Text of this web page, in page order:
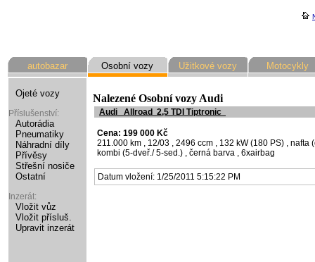
autobazar Osobní vozy Užitkové vozy Motocykly
Ojeté vozy
Příslušenství:
Autorádia
Pneumatiky
Náhradní díly
Přívěsy
Střešní nosiče
Ostatní
Inzerát:
Vložit vůz
Vložit přísluš.
Upravit inzerát
Nalezené Osobní vozy Audi
Audi Allroad 2,5 TDI Tiptronic
Cena: 199 000 Kč
211.000 km , 12/03 , 2496 ccm , 132 kW (180 PS) , nafta
kombi (5-dveř./ 5-sed.) , černá barva , 6xairbag
Datum vložení: 1/25/2011 5:15:22 PM